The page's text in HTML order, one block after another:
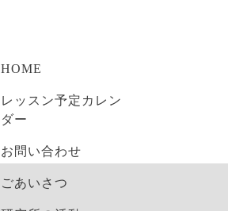
HOME
レッスン予定カレン
ダー
お問い合わせ
ごあいさつ